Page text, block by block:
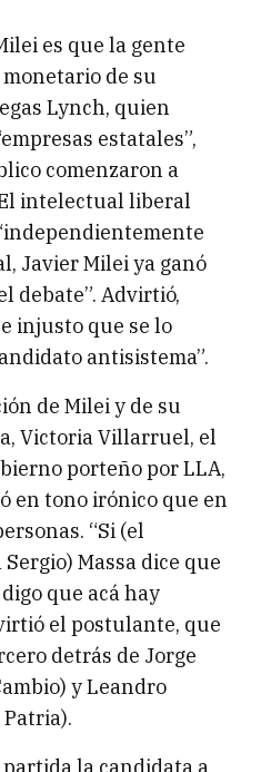
es que la gente
de su
Lynch, quien
estatales”,
comenzaron a
intelectual liberal
Javier Milei ya ganó
debate”. Advirtió,
injusto que se lo
antisistema”.
de Milei y de su
Victoria Villarruel, el
porteño por LLA,
en tono irónico que en
“Si (el
Massa dice que
que acá hay
el postulante, que
detrás de Jorge
y Leandro